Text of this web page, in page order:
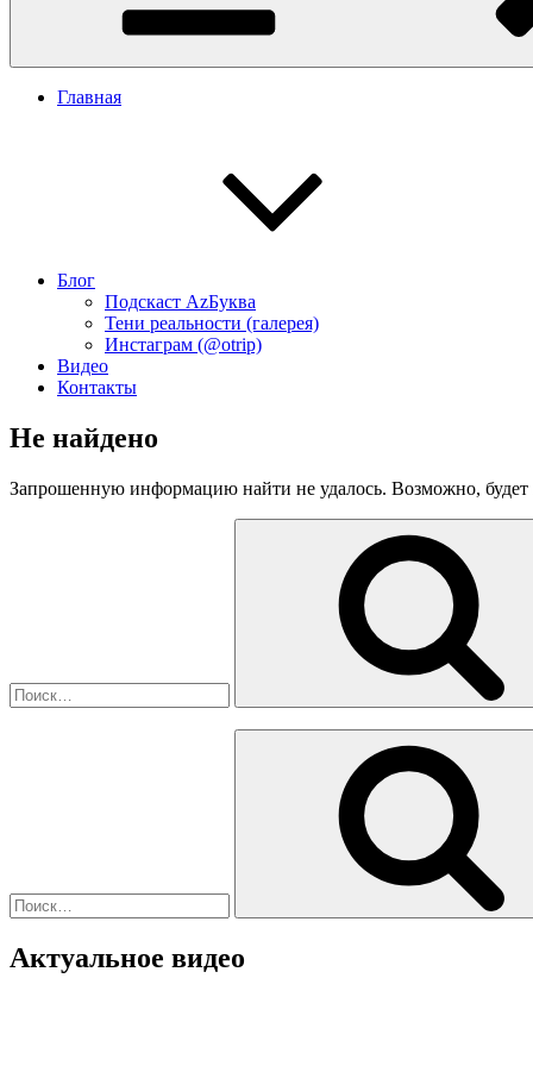
Главная
Блог
Подскаст АzБуква
Тени реальности (галерея)
Инстаграм (@otrip)
Видео
Контакты
Не найдено
Запрошенную информацию найти не удалось. Возможно, будет
Актуальное видео